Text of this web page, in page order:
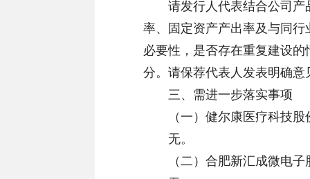
请发行人代表结合公司产
率、固定资产产出率及与同
必要性，是否存在重复建设
分。请保荐代表人发表明确意
三、需进一步落实事项
（一）健尔康医疗科技股
无。
（二）合肥新汇成微电子